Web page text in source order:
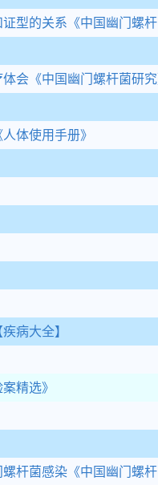
型的关系 《中国幽门螺
体会 《中国幽门螺杆菌研
人体使用手册》
疾病大全】
精选》
杆菌感染 《中国幽门螺